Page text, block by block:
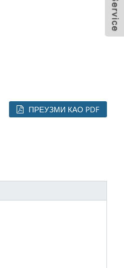
ПРЕУЗМИ КАО PDF